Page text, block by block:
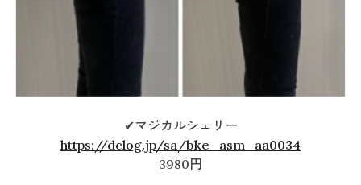
✔︎マジカルシェリー
https://dclog.jp/sa/bke_asm_aa0034
3980円